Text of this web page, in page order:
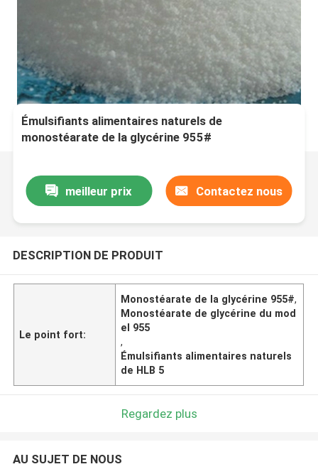
Émulsifiants alimentaires naturels de
monostéarate de la glycérine 955#
meilleur prix Contactez nous
DESCRIPTION DE PRODUIT
Le point fort:
Monostéarate de la glycérine 955#,
Monostéarate de glycérine du mod
el 955
,
Émulsifiants alimentaires naturels
de HLB 5
Regardez plus
AU SUJET DE NOUS